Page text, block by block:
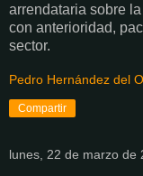
arrendataria sobre
con anterioridad,
sector.
Pedro Hernández del
Compartir
lunes, 22 de marzo de